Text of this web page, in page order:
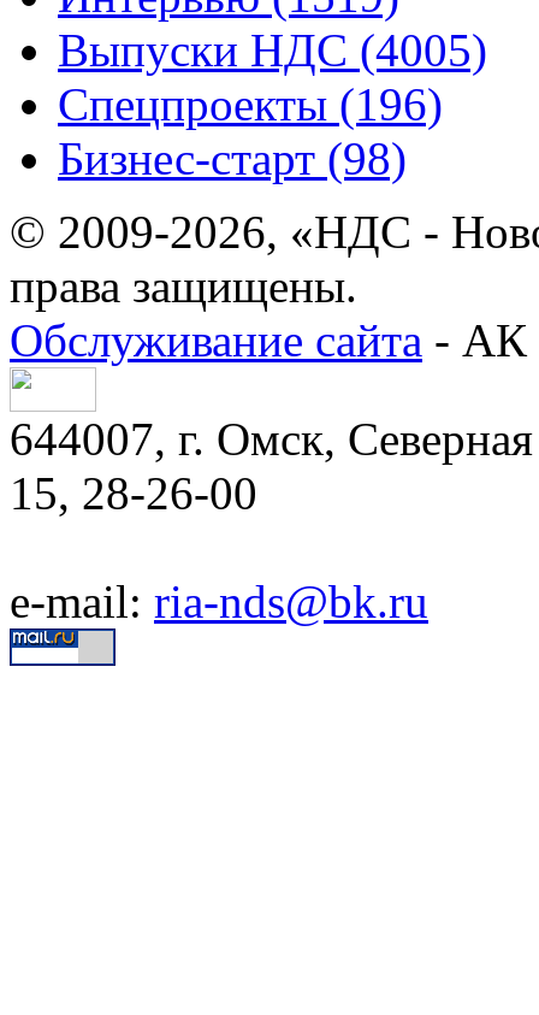
Выпуски НДС (4005)
Спецпроекты (196)
Бизнес-старт (98)
© 2009-2026, «НДС -
права защищены.
Обслуживание сайта - АК
644007, г. Омск,
15, 28-26-00
e-mail: ria-nds@bk.ru